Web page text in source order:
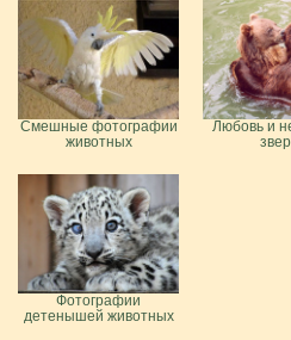
Смешные фотографии
животных
Любовь и
Фотографии
детенышей животных